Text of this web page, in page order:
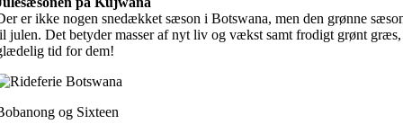
er ikke nogen snedækket sæson i Botswana, men den grønne
julen. Det betyder masser af nyt liv og vækst samt frodigt grønt græs,
tid for dem!
og Sixteen